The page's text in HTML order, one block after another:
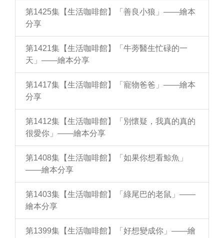
第1425集【生活咖啡館】「善良小狼」——繪本
分享
第1421集【生活咖啡館】「牛蒡醫生忙碌的一
天」——繪本分享
第1417集【生活咖啡館】「寵物爸爸」——繪本
分享
第1412集【生活咖啡館】「別懷疑，我真的真的
很愛你」——繪本分享
第1408集【生活咖啡館】「如果你想看鯨魚」
——繪本分享
第1403集【生活咖啡館】「綠尾巴的老鼠」——
繪本分享
第1399集【生活咖啡館】「好想變成你」——繪